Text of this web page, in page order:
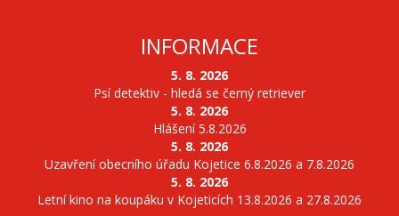
INFORMACE
5. 8. 2026
Psí detektiv - hledá se černý retriever
5. 8. 2026
Hlášení 5.8.2026
5. 8. 2026
Uzavření obecního úřadu Kojetice 6.8.2026 a 7.8.2026
5. 8. 2026
Letní kino na koupáku v Kojeticích 13.8.2026 a 27.8.2026